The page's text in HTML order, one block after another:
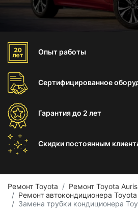
Опыт работы
Сертифицированное
Гарантиядо 2 лет
Скидки постоянным
Ремонт Toyota
Ремонт Toyota Auris
Ремонт автокондиционера
Замена трубки кондиционера